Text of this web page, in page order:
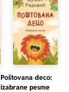
Poštovana deco:
izabrane pesme